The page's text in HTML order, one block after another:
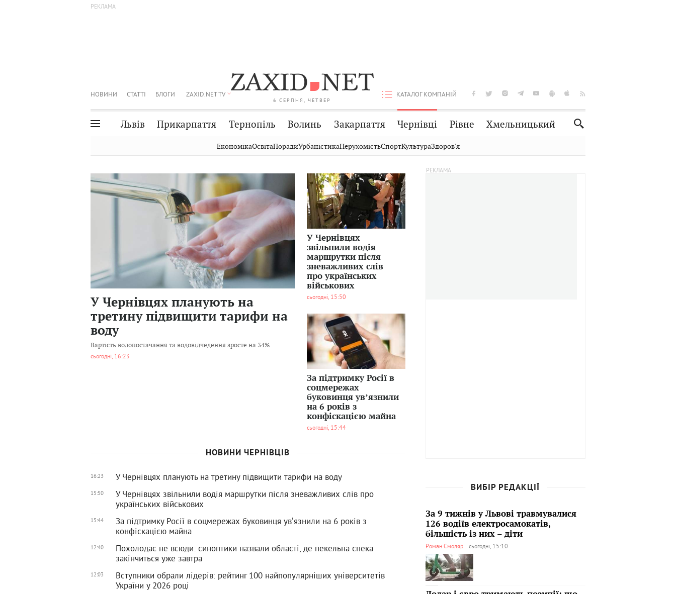
6 СЕРПНЯ, ЧЕТВЕР
НОВИНИ СТАТТІ БЛОГИ ZAXID.NET TV КАТАЛОГ КОМПАНІЙ
Львів Прикарпаття Тернопіль Волинь Закарпаття Чернівці Рівне Хмельницький
Волинь
Закарпаття
Шептицький
Стрий
Хмельницький
Вінниця
Публікації Авто Словко
Кіно
Дім
Фото
Освіта
ЕкономікаОсвітаПорадиУрбаністикаНерухомістьСпортКультураЗдоровʼя
У Чернівцях планують на
третину підвищити тарифи на
воду
Вартість водопостачання та водовідчедення зросте на 34%
сьогодні, 16:23
У Чернівцях
звільнили водія
маршрутки після
зневажливих слів
про українських
військових
сьогодні, 15:50
За підтримку Росії в
соцмережах
буковинця увʼязнили
на 6 років з
конфіскацією майна
сьогодні, 15:44
НОВИНИ ЧЕРНІВЦІВ
16:23 У Чернівцях планують на третину підвищити тарифи на воду
15:50
У Чернівцях звільнили водія маршрутки після зневажливих слів про
українських військових
15:44
За підтримку Росії в соцмережах буковинця увʼязнили на 6 років з
конфіскацією майна
12:40
Похолодає не всюди: синоптики назвали області, де пекельна спека
закінчиться уже завтра
12:03
Вступники обрали лідерів: рейтинг 100 найпопулярніших університетів
України у 2026 році
ВИБІР РЕДАКЦІЇ
За 9 тижнів у Львові травмувалися
126 водіїв електросамокатів,
більшість із них – діти
Роман Смоляр сьогодні, 15:10